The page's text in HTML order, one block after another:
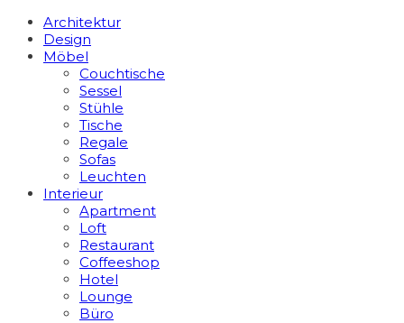
Architektur
Design
Möbel
Couchtische
Sessel
Stühle
Tische
Regale
Sofas
Leuchten
Interieur
Apart­ment
Loft
Restaurant
Coffeeshop
Hotel
Lounge
Büro